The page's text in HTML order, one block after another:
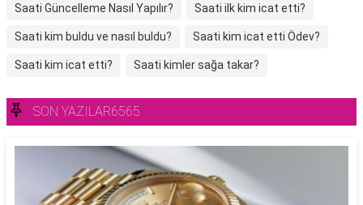
Saati Güncelleme Nasıl Yapılır? Saati ilk kim icat etti?
Saati kim buldu ve nasıl buldu? Saati kim icat etti Ödev?
Saati kim icat etti? Saati kimler sağa takar?
SON YAZILAR6565